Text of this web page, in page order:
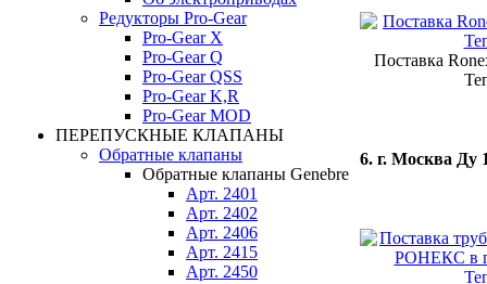
Редукторы Pro-Gear
Pro-Gear X
Pro-Gear Q
Pro-Gear QSS
Pro-Gear K,R
Pro-Gear MOD
ПЕРЕПУСКНЫЕ КЛАПАНЫ
Обратные клапаны
Обратные клапаны Genebre
Арт. 2401
Арт. 2402
Арт. 2406
Арт. 2415
Арт. 2450
Поставка
6. г. Москва Ду